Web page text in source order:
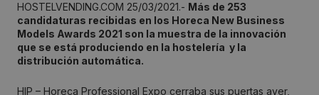
HOSTELVENDING.COM 25/03/2021.- Más de 253
candidaturas recibidas en los Horeca New Business
Models Awards 2021 son la muestra de la innovación
que se está produciendo en la hostelería y la
distribución automática.
HIP – Horeca Professional Expo cerraba sus puertas ayer,